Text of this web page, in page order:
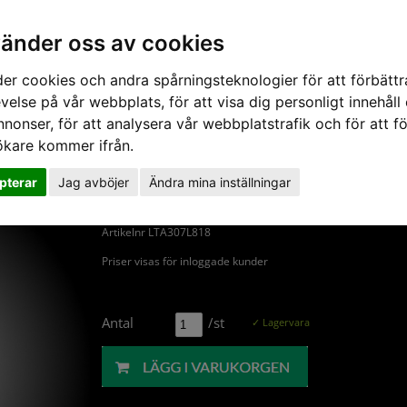
oss av cookies
cookies och andra spårningsteknologier för att
på vår webbplats, för att visa dig personligt innehåll
för att analysera vår webbplatstrafik och för att
kommer ifrån.
Jag avböjer Ändra mina inställningar
Nyheter Om Ljusteknik
L818 till Artic 307
Artikelnr LTA307L818
Priser visas för inloggade kunder
Antal /st ✓ Lagervara